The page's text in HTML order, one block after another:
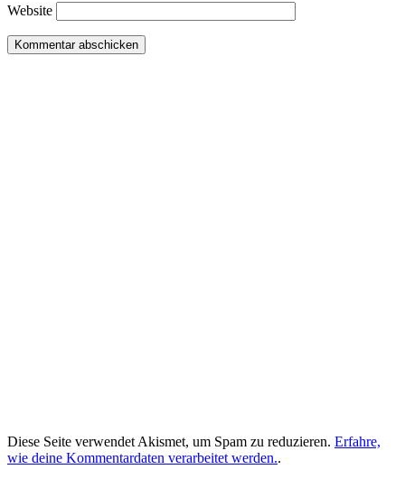
Website
Diese Seite verwendet Akismet, um Spam zu reduzieren. Erfahre,
wie deine Kommentardaten verarbeitet werden..